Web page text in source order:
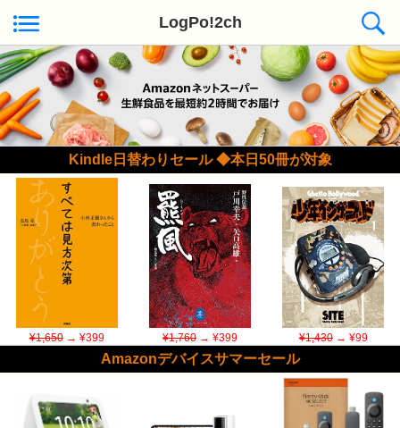
LogPo!2ch
Kindle日替わりセール ◆本日50冊が対象
¥1,650→ ¥399 ¥1,760→ ¥399 ¥1,430→ ¥99
Amazonデバイスサマーセール